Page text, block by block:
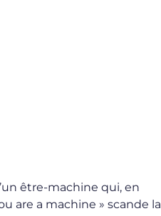
être-machine qui, en
are a machine » scande la